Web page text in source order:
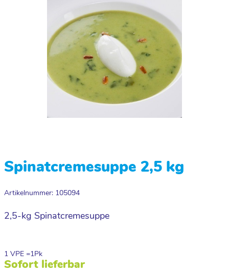
Spinatcremesuppe 2,5 kg
Artikelnummer: 105094
2,5-kg Spinatcremesuppe
1 VPE =1Pk
Sofort lieferbar